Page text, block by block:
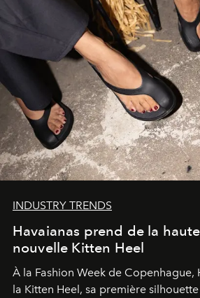
INDUSTRY TRENDS
Havaianas prend de la
nouvelle Kitten Heel
À la Fashion Week de Copenhague,
la Kitten Heel, sa première